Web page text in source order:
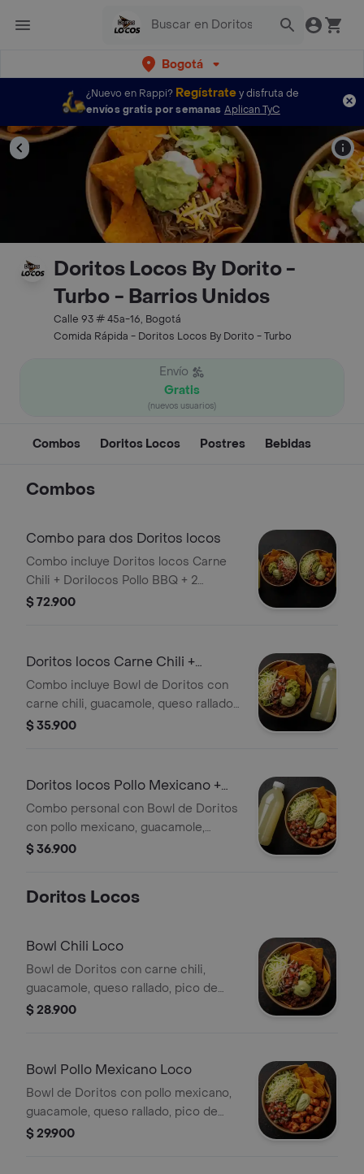
Bogotá
¿Nuevo en Rappi? Regístratey disfruta de
envíos gratis por semanas Aplican TyC
Doritos Locos By Dorito -
Turbo - Barrios Unidos
Calle 93 # 45a-16, Bogotá
Comida Rápida - Doritos Locos By Dorito - Turbo
Envío
Gratis
(nuevos usuarios)
Combos Doritos Locos Postres Bebidas
Combos
Combo para dos Doritos locos
Combo incluye Doritos locos Carne
Chili + Dorilocos Pollo BBQ + 2
limonadas
$ 72.900
Doritos locos Carne Chili +
Limonada
Combo incluye Bowl de Doritos con
carne chili, guacamole, queso rallado,
pico de gallo, lechuga y salsa verde +
$ 35.900
Doritos locos Pollo Mexicano +
Limonada
Combo personal con Bowl de Doritos
con pollo mexicano, guacamole,
queso rallado, pico de gallo, lechuga y
$ 36.900
Doritos Locos
Bowl Chili Loco
Bowl de Doritos con carne chili,
guacamole, queso rallado, pico de
gallo, lechuga y salsa verde.
$ 28.900
Bowl Pollo Mexicano Loco
Bowl de Doritos con pollo mexicano,
guacamole, queso rallado, pico de
gallo, lechuga y salsa verde.
$ 29.900